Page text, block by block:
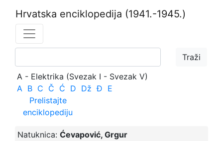
Hrvatska enciklopedija (1941.-1945.)
A - Elektrika (Svezak I - Svezak V)
A B C Č Ć D Dž Đ E
Prelistajte
enciklopediju
Natuknica: Ćevapović, Grgur